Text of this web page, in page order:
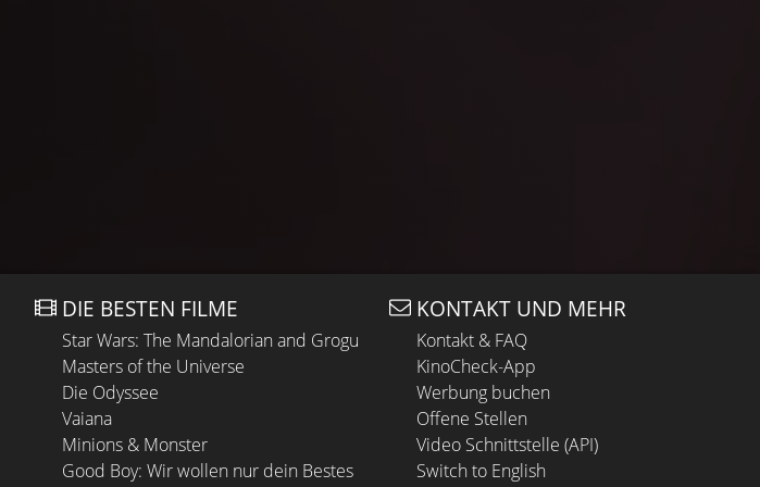
DIE BESTEN FILME
Star Wars: The Mandalorian and Grogu
Masters of the Universe
Die Odyssee
Vaiana
Minions & Monster
Good Boy: Wir wollen nur dein Bestes
KONTAKT UND MEHR
Kontakt & FAQ
KinoCheck-App
Werbung buchen
Offene Stellen
Video Schnittstelle (API)
Switch to English